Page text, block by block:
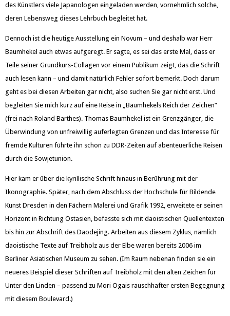
des Künstlers viele Japanologen eingeladen werden, vornehmlich solche,
deren Lebensweg dieses Lehrbuch begleitet hat.
Dennoch ist die heutige Ausstellung ein Novum – und deshalb war Herr
Baumhekel auch etwas aufgeregt. Er sagte, es sei das erste Mal, dass er
Teile seiner Grundkurs-Collagen vor einem Publikum zeigt, das die Schrift
auch lesen kann – und damit natürlich Fehler sofort bemerkt. Doch darum
geht es bei diesen Arbeiten gar nicht, also suchen Sie gar nicht erst. Und
begleiten Sie mich kurz auf eine Reise in „Baumhekels Reich der Zeichen“
(frei nach Roland Barthes). Thomas Baumhekel ist ein Grenzgänger, die
Überwindung von unfreiwillig auferlegten Grenzen und das Interesse für
fremde Kulturen führte ihn schon zu DDR-Zeiten auf abenteuerliche Reisen
durch die Sowjetunion.
Hier kam er über die kyrillische Schrift hinaus in Berührung mit der
Ikonographie. Später, nach dem Abschluss der Hochschule für Bildende
Kunst Dresden in den Fächern Malerei und Grafik 1992, erweitete er seinen
Horizont in Richtung Ostasien, befasste sich mit daoistischen Quellentexten
bis hin zur Abschrift des Daodejing. Arbeiten aus diesem Zyklus, nämlich
daoistische Texte auf Treibholz aus der Elbe waren bereits 2006 im
Berliner Asiatischen Museum zu sehen. (Im Raum nebenan finden sie ein
neueres Beispiel dieser Schriften auf Treibholz mit den alten Zeichen für
Unter den Linden – passend zu Mori Ogais rauschhafter ersten Begegnung
mit diesem Boulevard.)